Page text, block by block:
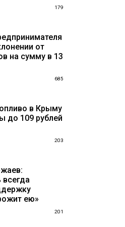
179
от
на сумму в 13
685
в Крыму
до 109 рублей
203
всегда
ею»
201